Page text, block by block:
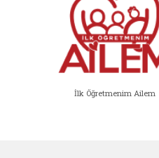
İlk Öğretmenim Ailem